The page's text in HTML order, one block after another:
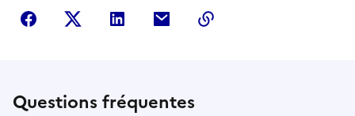
Partager sur Facebook
Partager sur Twitter
Partager sur LinkedIn
Partager par courriel
Questions fréquentes